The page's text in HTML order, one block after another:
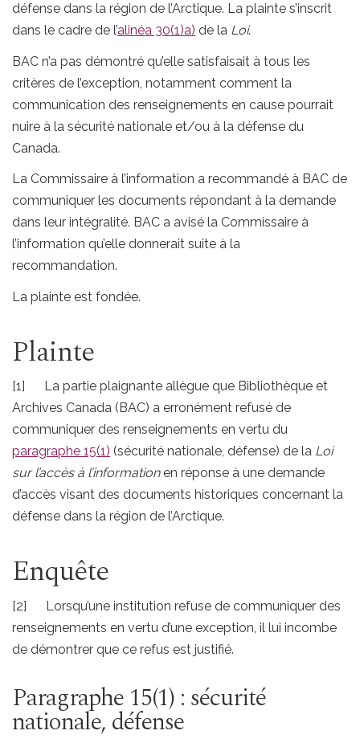
défense dans la région de l’Arctique. La plainte s’inscrit
dans le cadre de l’alinéa 30(1)a) de la Loi.
BAC n’a pas démontré qu’elle satisfaisait à tous les
critères de l’exception, notamment comment la
communication des renseignements en cause pourrait
nuire à la sécurité nationale et/ou à la défense du
Canada.
La Commissaire à l’information a recommandé à BAC de
communiquer les documents répondant à la demande
dans leur intégralité. BAC a avisé la Commissaire à
l’information qu’elle donnerait suite à la
recommandation.
La plainte est fondée.
Plainte
[1] La partie plaignante allègue que Bibliothèque et
Archives Canada (BAC) a erronément refusé de
communiquer des renseignements en vertu du
paragraphe 15(1) (sécurité nationale, défense) de la Loi
sur l’accès à l’informationen réponse à une demande
d’accès visant des documents historiques concernant la
défense dans la région de l’Arctique.
Enquête
[2] Lorsqu’une institution refuse de communiquer des
renseignements en vertu d’une exception, il lui incombe
de démontrer que ce refus est justifié.
Paragraphe 15(1) : sécurité
nationale, défense